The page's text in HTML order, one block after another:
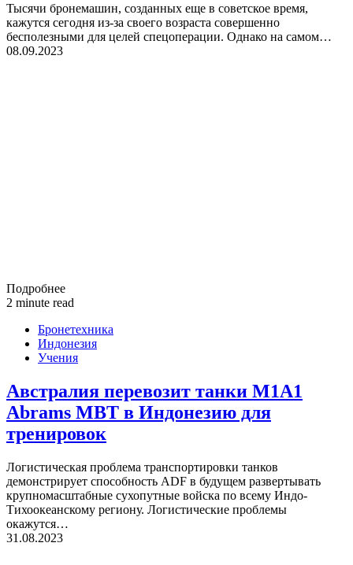
Тысячи бронемашин, созданных еще в советское время,
кажутся сегодня из-за своего возраста совершенно
бесполезными для целей спецоперации. Однако на самом…
08.09.2023
Подробнее
2 minute read
Бронетехника
Индонезия
Учения
Австралия перевозит танки M1A1
Abrams MBT в Индонезию для
тренировок
Логистическая проблема транспортировки танков
демонстрирует способность ADF в будущем развертывать
крупномасштабные сухопутные войска по всему Индо-
Тихоокеанскому региону. Логистические проблемы
окажутся…
31.08.2023